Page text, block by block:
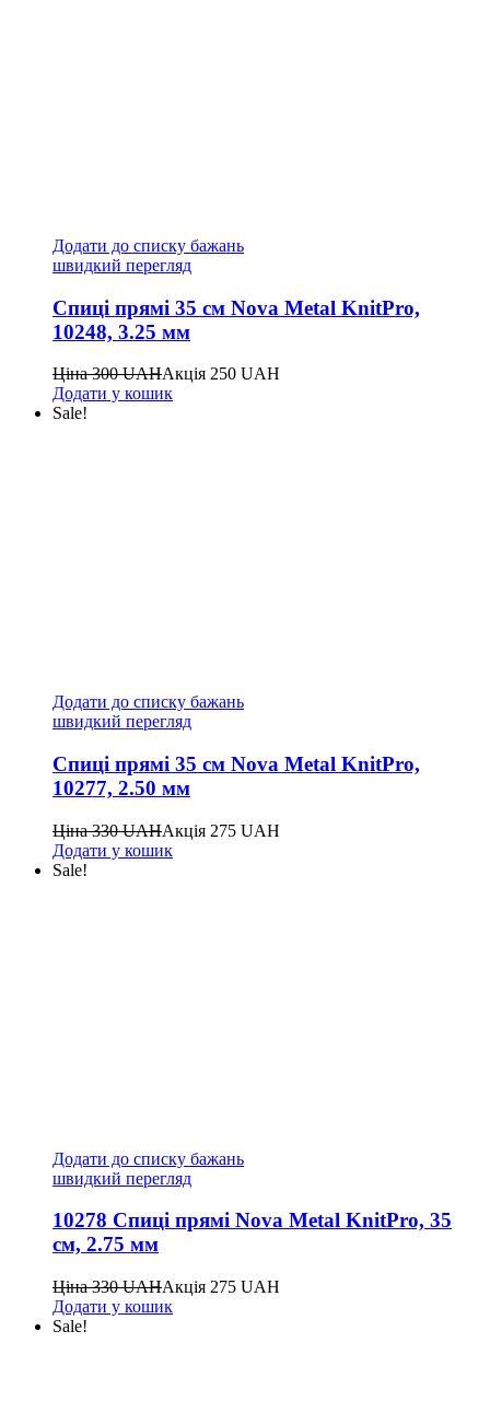
Додати до списку бажань
швидкий перегляд
Спиці прямі 35 см Nova Metal KnitPro,
10248, 3.25 мм
Ціна300UAHАкція 250 UAH
Додати у кошик
Sale!
Додати до списку бажань
швидкий перегляд
Спиці прямі 35 см Nova Metal KnitPro,
10277, 2.50 мм
Ціна330UAHАкція 275 UAH
Додати у кошик
Sale!
Додати до списку бажань
швидкий перегляд
10278 Спиці прямі Nova Metal KnitPro, 35
см, 2.75 мм
Ціна330UAHАкція 275 UAH
Додати у кошик
Sale!